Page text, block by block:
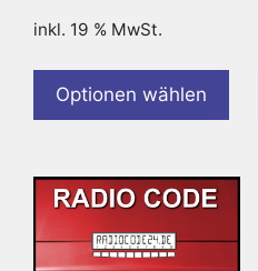
inkl. 19 % MwSt.
Optionen wählen